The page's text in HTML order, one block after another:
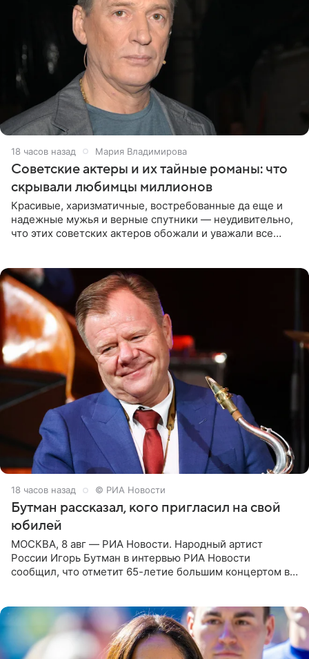
18 часов назад Мария Владимирова
Советские актеры и их тайные романы: что
скрывали любимцы миллионов
Красивые, харизматичные, востребованные да еще и
надежные мужья и верные спутники — неудивительно,
что этих советских актеров обожали и уважали все
18 часов назад © РИА Новости
Бутман рассказал, кого пригласил на свой
юбилей
МОСКВА, 8 авг — РИА Новости. Народный артист
России Игорь Бутман в интервью РИА Новости
сообщил, что отметит 65-летие большим концертом в